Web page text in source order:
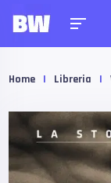
Home | Libreria |